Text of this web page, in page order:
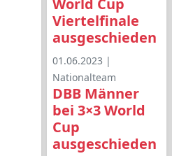
World Cup
Viertelfinale
ausgeschieden
01.06.2023 |
Nationalteam
DBB Männer
bei 3×3 World
Cup
ausgeschieden